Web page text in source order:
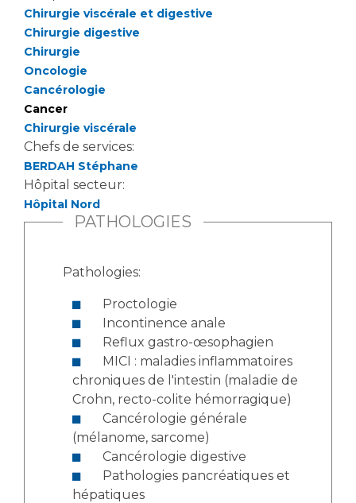
Chirurgie viscérale et digestive
Chirurgie digestive
Chirurgie
Oncologie
Cancérologie
Cancer
Chirurgie viscérale
Chefs de services:
BERDAH Stéphane
Hôpital secteur:
Hôpital Nord
PATHOLOGIES
Pathologies:
Proctologie
Incontinence anale
Reflux gastro-œsophagien
chroniques de l'intestin (maladie de
Crohn, recto-colite hémorragique)
(mélanome, sarcome)
Cancérologie digestive
hépatiques